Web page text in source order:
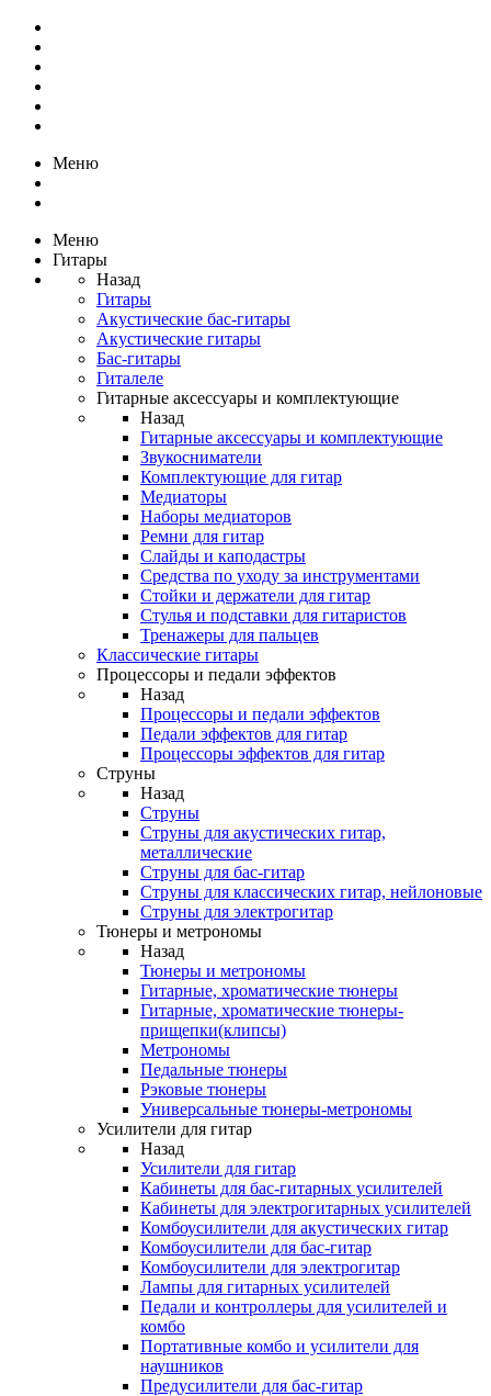
Меню
Меню
Гитары
Назад
Гитары
Акустические бас-гитары
Акустические гитары
Бас-гитары
Гиталеле
Гитарные аксессуары и комплектующие
Назад
Гитарные аксессуары и комплектующие
Звукосниматели
Комплектующие для гитар
Медиаторы
Наборы медиаторов
Ремни для гитар
Слайды и каподастры
Средства по уходу за инструментами
Стойки и держатели для гитар
Стулья и подставки для гитаристов
Тренажеры для пальцев
Классические гитары
Процессоры и педали эффектов
Назад
Процессоры и педали эффектов
Педали эффектов для гитар
Процессоры эффектов для гитар
Струны
Назад
Струны
Струны для акустических гитар,
металлические
Струны для бас-гитар
Струны для классических гитар, нейлоновые
Струны для электрогитар
Тюнеры и метрономы
Назад
Тюнеры и метрономы
Гитарные, хроматические тюнеры
Гитарные, хроматические тюнеры-
прищепки(клипсы)
Метрономы
Педальные тюнеры
Рэковые тюнеры
Универсальные тюнеры-метрономы
Усилители для гитар
Назад
Усилители для гитар
Кабинеты для бас-гитарных усилителей
Кабинеты для электрогитарных усилителей
Комбоусилители для акустических гитар
Комбоусилители для бас-гитар
Комбоусилители для электрогитар
Лампы для гитарных усилителей
Педали и контроллеры для усилителей и
комбо
Портативные комбо и усилители для
наушников
Предусилители для бас-гитар